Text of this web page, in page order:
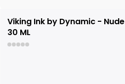
Viking Ink by Dynamic - Nude
30 ML